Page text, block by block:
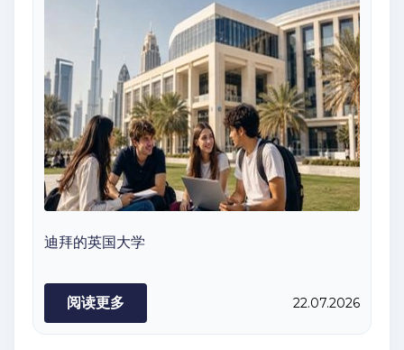
迪拜的英国大学
阅读更多 22.07.2026